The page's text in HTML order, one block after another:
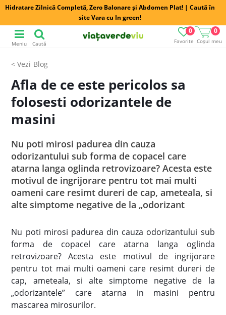
Hidratare Zilnică Completă, Zero Balonare și Abdomen Plat! | Caută în
site Vara cu In green!
Favorite
0
Coșul meu
0
Meniu Caută
Blog
Afla de ce este pericolos sa
folosesti odorizantele de
masini
Nu poti mirosi padurea din cauza
odorizantului sub forma de copacel care
atarna langa oglinda retrovizoare? Acesta este
motivul de ingrijorare pentru tot mai multi
oameni care resimt dureri de cap, ameteala, si
alte simptome negative de la „odorizant
Nu poti mirosi padurea din cauza odorizantului sub
forma de copacel care atarna langa oglinda
retrovizoare? Acesta este motivul de ingrijorare
pentru tot mai multi oameni care resimt dureri de
cap, ameteala, si alte simptome negative de la
„odorizantele” care atarna in masini pentru
mascarea mirosurilor.